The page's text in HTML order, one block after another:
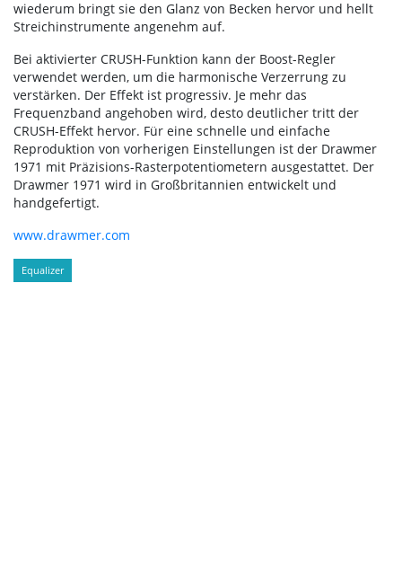
wiederum bringt sie den Glanz von Becken hervor und hellt
Streichinstrumente angenehm auf.
Bei aktivierter CRUSH-Funktion kann der Boost-Regler
verwendet werden, um die harmonische Verzerrung zu
verstärken. Der Effekt ist progressiv. Je mehr das
Frequenzband angehoben wird, desto deutlicher tritt der
CRUSH-Effekt hervor. Für eine schnelle und einfache
Reproduktion von vorherigen Einstellungen ist der Drawmer
1971 mit Präzisions-Rasterpotentiometern ausgestattet. Der
Drawmer 1971 wird in Großbritannien entwickelt und
handgefertigt.
www.drawmer.com
Equalizer